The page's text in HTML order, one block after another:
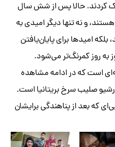
کردند. حالا پس از شش سال
و نه تنها دیگر امیدی به
امید‌ها برای پایان‌یافتن
به روز کمرنگ‌تر می‌شود.
است که در ادامه مشاهده
صلیب سرخ بریتانیا است.
که بعد از پناهندگی برایشان